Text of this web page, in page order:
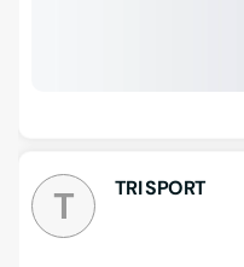
T TRI SPORT